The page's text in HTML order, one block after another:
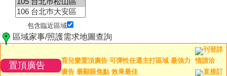
包含臨近區域
區域家事/照護需求地圖查詢
置頂廣告
育兒樂置頂廣告 可彈性任選主打區域 最強力
廣告 最顯眼焦點 效果最佳
刊登詳
情請洽
直接訂